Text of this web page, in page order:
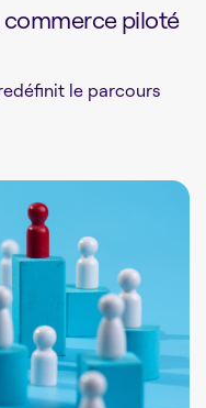
piloté
le parcours